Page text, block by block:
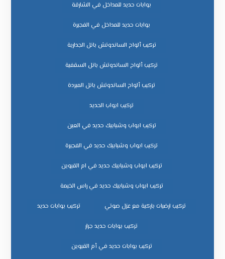
بوابات حديد للمداخل في الشارقة
بوابات حديد للمداخل في الفجيرة
تركيب ألواح الساندوتش بانل الجدارية
تركيب ألواح الساندوتش بانل السقفية
تركيب ألواح الساندوتش بانل المبردة
تركيب ابواب الحديد
تركيب ابواب وشبابيك حديد في العين
تركيب ابواب وشبابيك حديد في الفجيرة
تركيب ابواب وشبابيك حديد في ام القيوين
تركيب ابواب وشبابيك حديد في راس الخيمة
تركيب ارضيات باركية مع عزل صوتي تركيب بوابات حديد
تركيب بوابات حديد جرار
تركيب بوابات حديد في أم القيوين